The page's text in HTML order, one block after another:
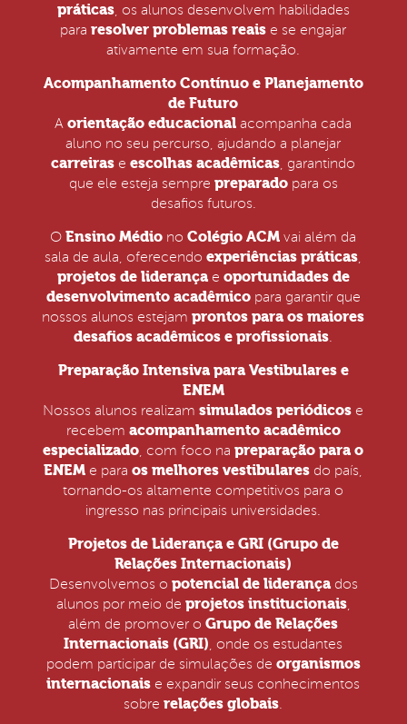
práticas, os alunos desenvolvem habilidades
pararesolver problemas reais e se engajar
ativamente em sua formação.
Acompanhamento Contínuo e Planejamento
de Futuro
Aorientação educacional acompanha cada
aluno no seu percurso, ajudando a planejar
carreiras eescolhas acadêmicas , garantindo
que ele esteja sempre preparadopara os
desafios futuros.
OEnsino Médio noColégio ACM vai além da
sala de aula, oferecendoexperiências práticas
projetos de liderançae oportunidades de
desenvolvimento acadêmicopara garantir que
nossos alunos estejamprontos para os maiores
desafios acadêmicos e profissionais.
Preparação Intensiva para Vestibulares e
ENEM
Nossos alunos realizamsimulados periódicos e
recebem acompanhamento acadêmico
especializado , com foco napreparação para o
ENEM e paraos melhores vestibulares do país,
tornando-os altamente competitivos para o
ingresso nas principais universidades.
Projetos de Liderança e GRI (Grupo de
Relações Internacionais)
Desenvolvemos o potencial de liderançados
alunos por meio de projetos institucionais,
além de promover oGrupo de Relações
Internacionais (GRI) , onde os estudantes
podem participar de simulações de organismos
internacionais e expandir seus conhecimentos
sobrerelações globais.